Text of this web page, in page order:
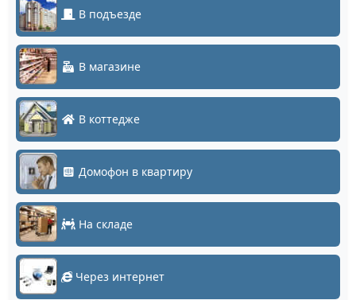
В подъезде
В магазине
В коттедже
Домофон в квартиру
На складе
Через интернет